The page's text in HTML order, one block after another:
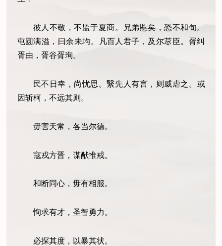
彼人不敬，不监于夏商。
兄弟慝矣，恐不和旬。
屯圆满溢，曰余未均。
凡百人君子，及尔荩臣。 胥纠
胥由，胥谷胥珣。
民不日幸，尚忧思。繄先人有言，则威虐之。 或
因斩柯，不远其则。
毋害天常，各当尔德。
寇戎方晋，谋猷惟戒。
和断同心，毋有相服。
恂求有才，圣智勇力。
必探其度，以暴其状。